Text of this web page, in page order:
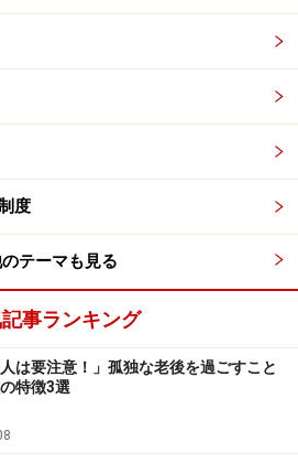
を増やす方法
に使うお金で、半年～1年分の生
の治療費。
入れて、
基本的にすぐに使える
う。
度
テーマも見る
事ランキング
人は要注意！」孤独な老後を過ごすこと
特徴3選